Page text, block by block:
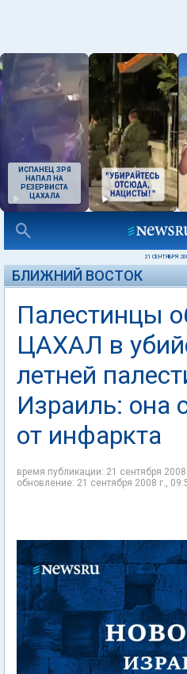
ИСПАНЕЦ ЗРЯ
НАПАЛ НА
РЕЗЕРВИСТА
ЦАХАЛА
21 СЕНТЯБРЯ
БЛИЖНИЙ ВОСТОК
Палестинцы
ЦАХАЛ в
летней
Израиль: она
от инфаркта
время публикации: 21 сентября
обновление: 21 сентября 2008 г.,